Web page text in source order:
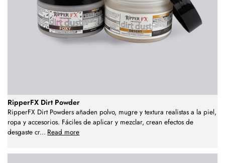
RipperFX Dirt Powder
RipperFX Dirt Powders añaden polvo, mugre y textura realistas a la piel,
ropa y accesorios. Fáciles de aplicar y mezclar, crean efectos de
desgaste cr... Read more